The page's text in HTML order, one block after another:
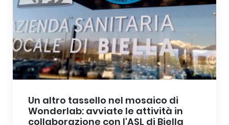
Un altro tassello nel mosaico di
Wonderlab: avviate le attività in
collaborazione con l'ASL di Biella